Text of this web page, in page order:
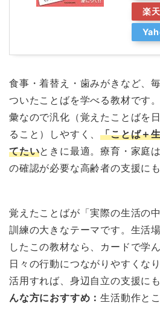
楽
食事・着替え・歯みがきなど、
ついたことばを学べる教材です
彙なので汎化（覚えたことばを
ること）しやすく、「ことば＋
てたいときに最適。療育・家庭
の確認が必要な高齢者の支援に
覚えたことばが「実際の生活の
訓練の大きなテーマです。生活
したこの教材なら、カードで学
日々の行動につながりやすくな
活用すれば、身辺自立の支援に
んな方におすすめ：生活動作と